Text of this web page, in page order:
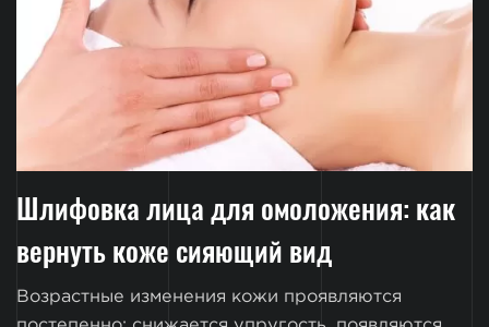
Шлифовка лица для омоложения: как
вернуть коже сияющий вид
Возрастные изменения кожи проявляются